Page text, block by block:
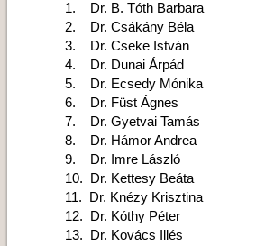
1. Dr. B. Tóth Barbara
2. Dr. Csákány Béla
3. Dr. Cseke István
4. Dr. Dunai Árpád
5. Dr. Ecsedy Mónika
6. Dr. Füst Ágnes
7. Dr. Gyetvai Tamás
8. Dr. Hámor Andrea
9. Dr. Imre László
10. Dr. Kettesy Beáta
11. Dr. Knézy Krisztina
12. Dr. Kóthy Péter
13. Dr. Kovács Illés